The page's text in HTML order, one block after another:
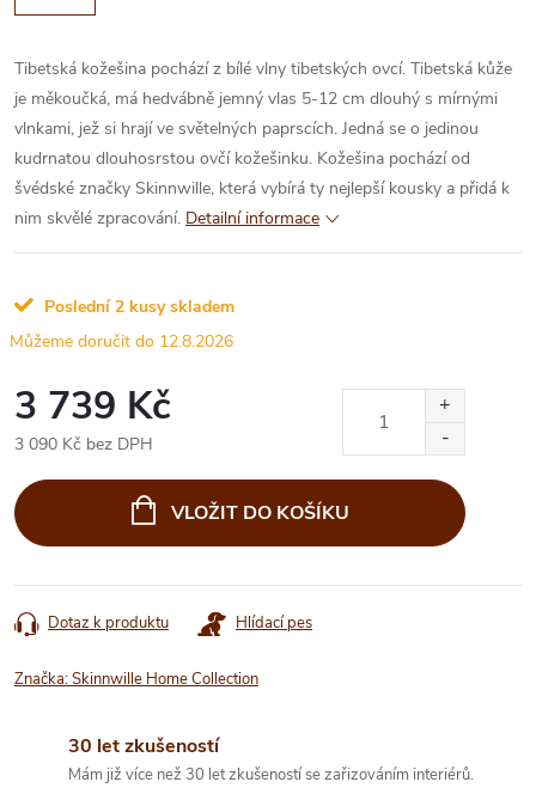
Tibetská kožešina pochází z bílé vlny tibetských ovcí. Tibetská kůže
je měkoučká, má hedvábně jemný vlas 5-12 cm dlouhý s mírnými
vlnkami, jež si hrají ve světelných paprscích. Jedná se o jedinou
kudrnatou dlouhosrstou ovčí kožešinku. Kožešina pochází od
švédské značky Skinnwille, která vybírá ty nejlepší kousky a přidá k
nim skvělé zpracování. Detailní informace
Poslední 2 kusy skladem
12.8.2026
3 739 Kč
3 090 Kč bez DPH
cena:
VLOŽIT DO KOŠÍKU
Dotaz k produktu Hlídací pes
Značka:Skinnwille Home Collection
30 let zkušeností
Mám již více než 30 let zkušeností se zařizováním interiérů.